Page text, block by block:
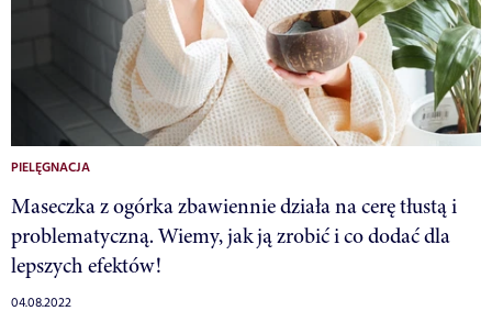
PIELĘGNACJA
Maseczka z ogórka zbawiennie działa na cerę tłustą i
problematyczną. Wiemy, jak ją zrobić i co dodać dla
lepszych efektów!
04.08.2022